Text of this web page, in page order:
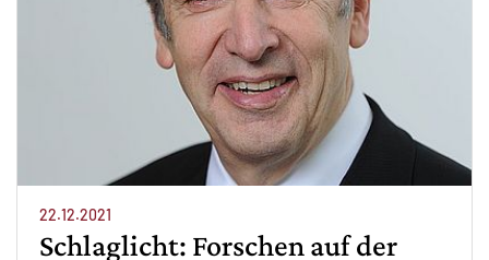
22.12.2021
Schlaglicht: Forschen auf der